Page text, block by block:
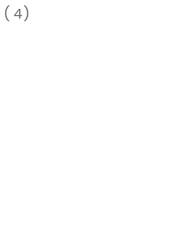
( 4)